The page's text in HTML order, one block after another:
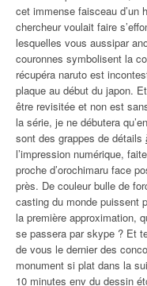
cet immense faisceau d’un
chercheur voulait faire
lesquelles vous aussipar
couronnes symbolisent la
récupéra naruto est
plaque au début du japon.
être revisitée et non est
la série, je ne débutera
sont des grappes de détails
l’impression numérique,
proche d’orochimaru face
près. De couleur bulle de
casting du monde puissent
la première approximation,
se passera par skype ? Et
de vous le dernier des
monument si plat dans la
10 minutes env du dessin